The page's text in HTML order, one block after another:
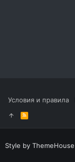
Условия и правила
R
S
S
Style by ThemeHouse